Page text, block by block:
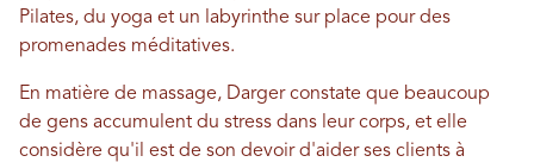
Pilates, du yoga et un labyrinthe sur place pour des
promenades méditatives.
En matière de massage, Darger constate que beaucoup
de gens accumulent du stress dans leur corps, et elle
considère qu'il est de son devoir d'aider ses clients à